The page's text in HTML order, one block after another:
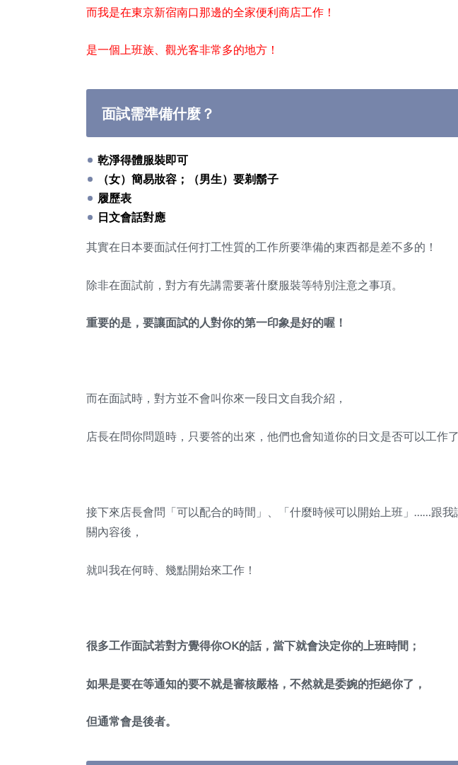
而我是在東京新宿南口那邊的全家便利商店工作！
是一個上班族、觀光客非常多的地方！
面試需準備什麼？
乾淨得體服裝即可
（女）簡易妝容；（男生）要剃鬍子
履歷表
日文會話對應
其實在日本要面試任何打工性質的工作所要準備的東西都是差不多的！
除非在面試前，對方有先講需要著什麼服裝等特別注意之事項。
重要的是，要讓面試的人對你的第一印象是好的喔！
而在面試時，對方並不會叫你來一段日文自我介紹，
店長在問你問題時，只要答的出來，他們也會知道你的日文是否可以工作了
接下來店長會問「可以配合的時間」、「什麼時候可以開始上班」……跟我
關內容後，
就叫我在何時、幾點開始來工作！
很多工作面試若對方覺得你OK的話，當下就會決定你的上班時間；
如果是要在等通知的要不就是審核嚴格，不然就是委婉的拒絕你了，
但通常會是後者。